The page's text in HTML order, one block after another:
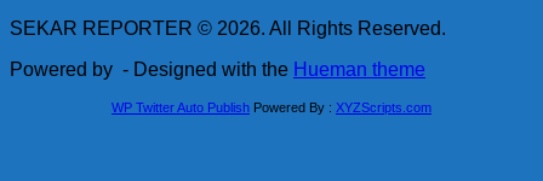
SEKAR REPORTER © 2026. All Rights Reserved.
Powered by - Designed with the Hueman theme
WP Twitter Auto Publish Powered By : XYZScripts.com